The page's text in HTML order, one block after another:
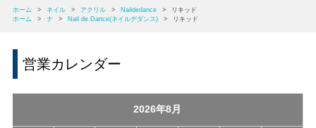
ホーム > ネイル > アクリル > Naildedance >
リキッド
ホーム
> ナ > Nail de Dance(ネイルデダンス) > リキッド
営業カレンダー
2026年8月